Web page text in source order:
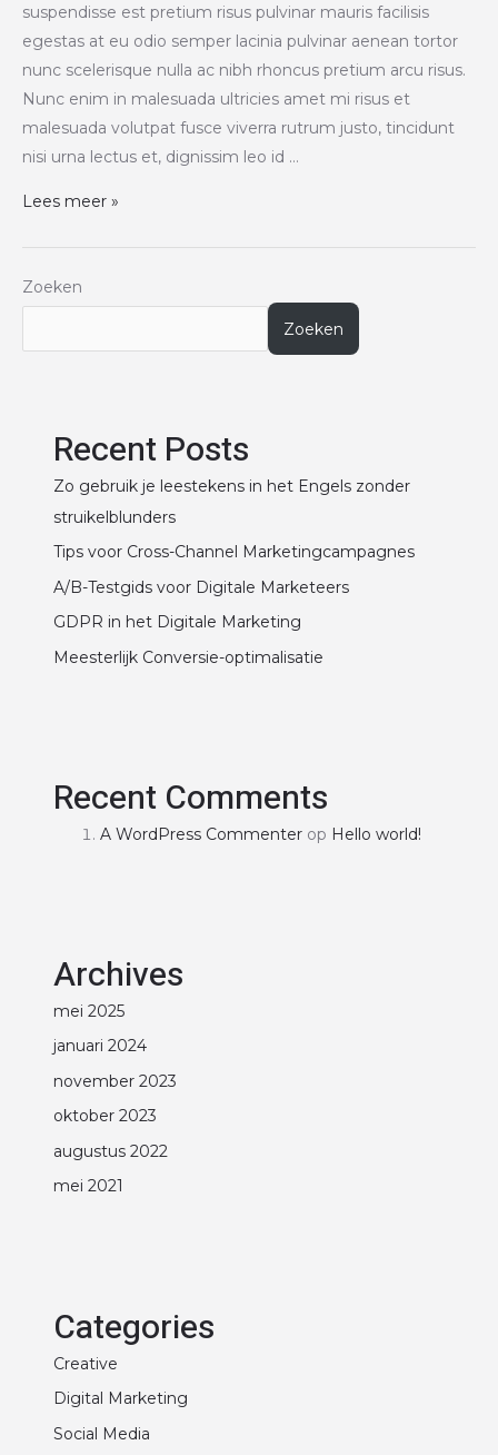
suspendisse est pretium risus pulvinar mauris facilisis
egestas at eu odio semper lacinia pulvinar aenean tortor
nunc scelerisque nulla ac nibh rhoncus pretium arcu risus.
Nunc enim in malesuada ultricies amet mi risus et
malesuada volutpat fusce viverra rutrum justo, tincidunt
nisi urna lectus et, dignissim leo id …
Lees meer »
Zoeken
Zoeken
Recent Posts
Zo gebruik je leestekens in het Engels zonder
struikelblunders
Tips voor Cross-Channel Marketingcampagnes
A/B-Testgids voor Digitale Marketeers
GDPR in het Digitale Marketing
Meesterlijk Conversie-optimalisatie
Recent Comments
A WordPress Commenter op Hello world!
Archives
mei 2025
januari 2024
november 2023
oktober 2023
augustus 2022
mei 2021
Categories
Creative
Digital Marketing
Social Media